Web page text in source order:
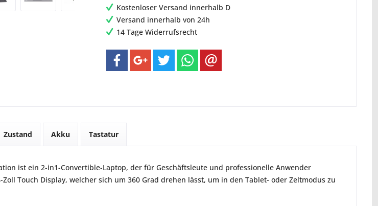
Kostenloser Versand innerhalb D
Versand innerhalb von 24h
14 Tage Widerrufsrecht
Zustand Akku Tastatur
ist ein 2-in1-Convertible-Laptop, der für Geschäftsleute und professionelle Anwender
Touch Display, welcher sich um 360 Grad drehen lässt, um in den Tablet- oder Zeltmodus zu